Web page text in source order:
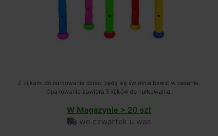
Z kijkami do nurkowania dzieci będą się świetnie bawić w basenie.
Opakowanie zawiera 5 kijków do nurkowania.
W Magazynie > 20 szt
we czwartek u was